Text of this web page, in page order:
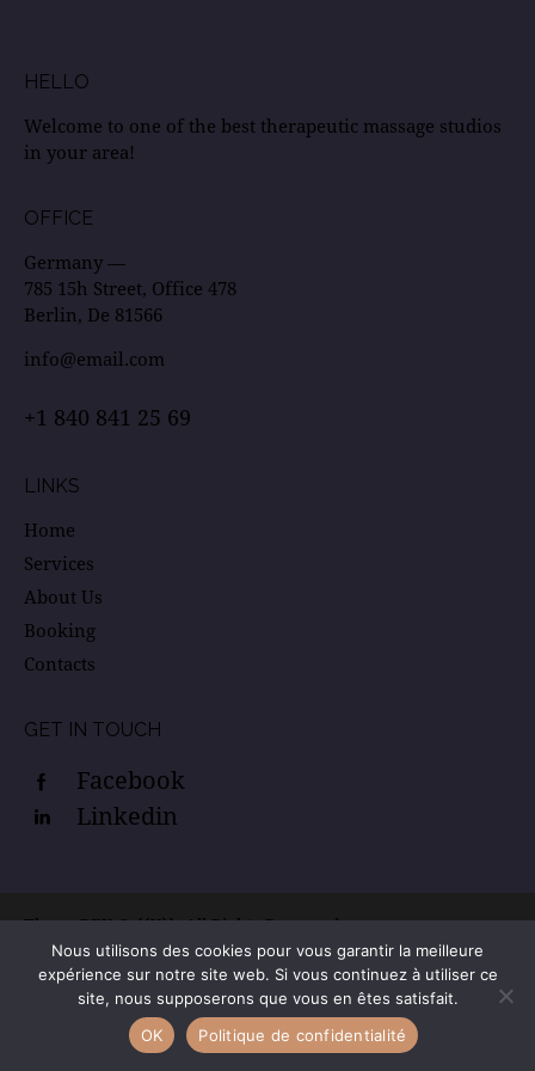
HELLO
Welcome to one of the best therapeutic massage studios
in your area!
OFFICE
Germany —
785 15h Street, Office 478
Berlin, De 81566
info@email.com
+1 840 841 25 69
LINKS
Home
Services
About Us
Booking
Contacts
GET IN TOUCH
Facebook
Linkedin
ThemeREX© {{Y}}. All Rights Reserved.
Nous utilisons des cookies pour vous garantir la meilleure
expérience sur notre site web. Si vous continuez à utiliser ce
site, nous supposerons que vous en êtes satisfait.
OK
Politique de confidentialité